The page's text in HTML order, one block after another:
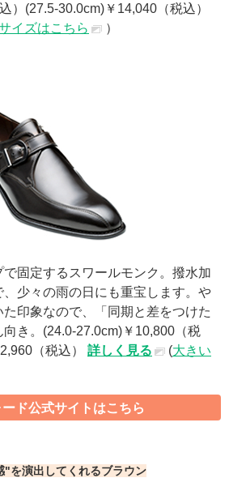
）(27.5-30.0cm)￥14,040（税込）
イズはこちら ）
固定するスワールモンク。撥水加
少々の雨の日にも重宝します。や
印象なので、「同期と差をつけた
き。(24.0-27.0cm)￥10,800（税
（税込） 詳しく見る (大きい
ド公式サイトはこちら
を演出してくれるブラウン